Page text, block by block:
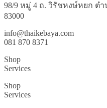
98/9 หมู่ 4 ถ. วิรัชหงษ์หยก ตำ
83000
info@thaikebaya.com
081 870 8371
Shop
Services
Shop
Services